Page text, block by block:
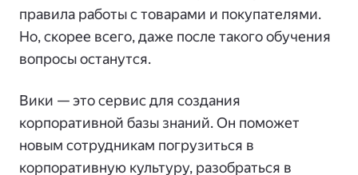
правила работы с товарами и покупателями.
Но, скорее всего, даже после такого обучения
вопросы останутся.
Вики — это сервис для создания
корпоративной базы знаний. Он поможет
новым сотрудникам погрузиться в
корпоративную культуру, разобраться в